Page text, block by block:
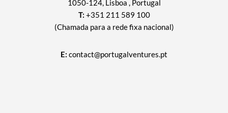
1050-124, Lisboa , Portugal
T: +351 211 589 100
(Chamada para a rede fixa nacional)
E: contact@portugalventures.pt